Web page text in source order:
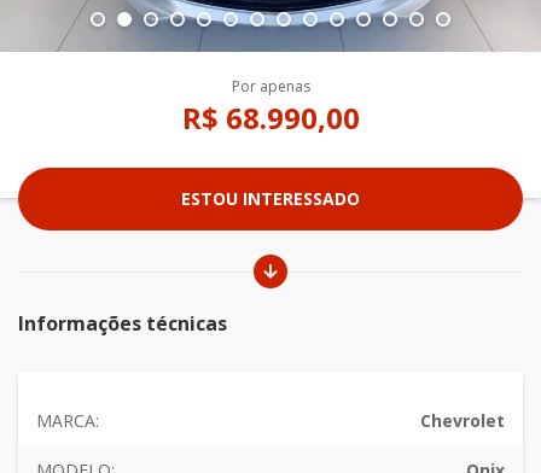
Por apenas
R$ 68.990,00
ESTOU INTERESSADO
Informações técnicas
MARCA: Chevrolet